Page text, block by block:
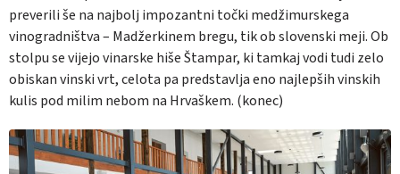
preverili še na najbolj impozantni točki medžimurskega
vinogradništva – Madžerkinem bregu, tik ob slovenski meji. Ob
stolpu se vijejo vinarske hiše Štampar, ki tamkaj vodi tudi zelo
obiskan vinski vrt, celota pa predstavlja eno najlepših vinskih
kulis pod milim nebom na Hrvaškem. (konec)